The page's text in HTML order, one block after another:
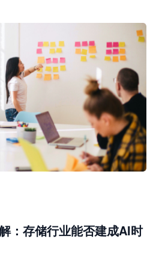
：存储行业能否建成AI时